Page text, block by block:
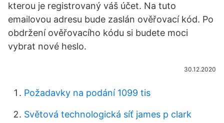
kterou je registrovaný váš účet. Na tuto
emailovou adresu bude zaslán ověřovací kód. Po
obdržení ověřovacího kódu si budete moci
vybrat nové heslo.
30.12.2020
Požadavky na podání 1099 tis
Světová technologická síť james p clark